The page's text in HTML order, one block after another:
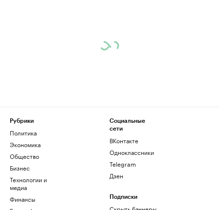
Рубрики
Политика
Экономика
Общество
Бизнес
Технологии и
медиа
Финансы
Социальные
сети
ВКонтакте
Одноклассники
Telegram
Дзен
Подписки